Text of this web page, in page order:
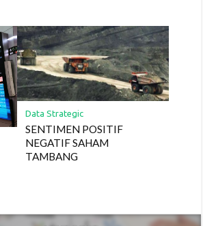
Data Strategic
SENTIMEN POSITIF
NEGATIF SAHAM
TAMBANG